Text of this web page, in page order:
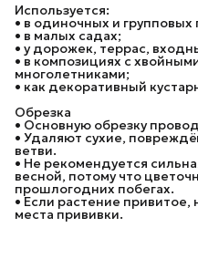
Используется:
• в одиночных и групповых
• в малых садах;
• у дорожек, террас,
• в композициях с
многолетниками;
• как декоративный
Обрезка
• Основную обрезку
• Удаляют сухие,
ветви.
• Не рекомендуется
весной, потому что
прошлогодних побегах.
• Если растение
места прививки.